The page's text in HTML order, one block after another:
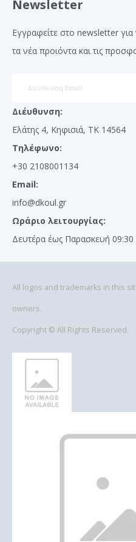
Newsletter
Εγγραφείτε στο newsletter
τα νέα προιόντα και τις
Διέυθυνση:
Ελάτης 4, Κηφισιά, ΤΚ 14564
Τηλέφωνο:
+30 2108001134
Email:
info@dkoul.gr
Ωράριο λειτουργίας:
Δευτέρα έως Παρασκευή
All logos and trademarks in this
owners.
Copyright © All Rights Reserved.